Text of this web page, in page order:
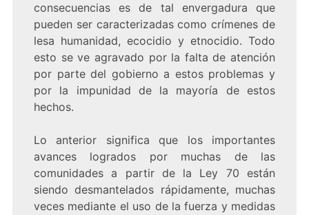
consecuencias es de tal envergadura que
pueden ser caracterizadas como crímenes de
lesa humanidad, ecocidio y etnocidio. Todo
esto se ve agravado por la falta de atención
por parte del gobierno a estos problemas y
por la impunidad de la mayoría de estos
hechos.
Lo anterior significa que los importantes
avances logrados por muchas de las
comunidades a partir de la Ley 70 están
siendo desmantelados rápidamente, muchas
veces mediante el uso de la fuerza y medidas